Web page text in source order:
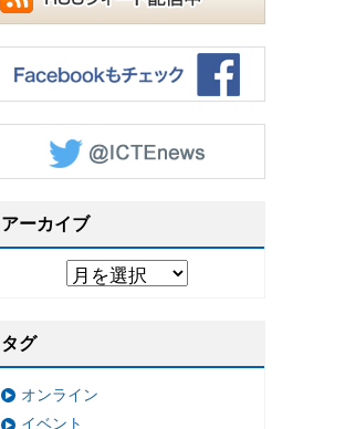
アーカイブ
タグ
オンライン
イベント